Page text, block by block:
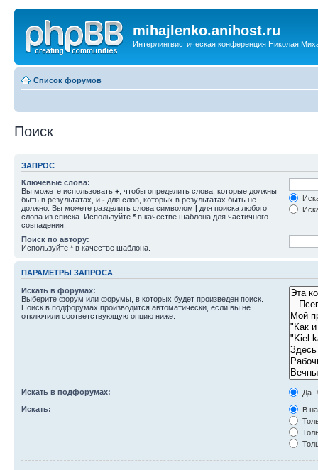
mihajlenko.anihost.ru
Интерлингвистическая конференция Николая
Список форумов
Поиск
ЗАПРОС
Ключевые слова:
Вы можете использовать + , чтобы определить слова, которые должны
быть в результатах, и - для слов, которых в результатах быть не
должно. Вы можете разделить слова символом | для поиска любого
слова из списка. Используйте * в качестве шаблона для частичного
совпадения.
Поиск по автору:
Используйте * в качестве шаблона.
ПАРАМЕТРЫ ЗАПРОСА
Искать в форумах:
Выберите форум или форумы, в которых будет произведен поиск.
Поиск в подфорумах производится автоматически, если вы не
отключили соответствующую опцию ниже.
Искать в подфорумах:
Да
Искать:
В